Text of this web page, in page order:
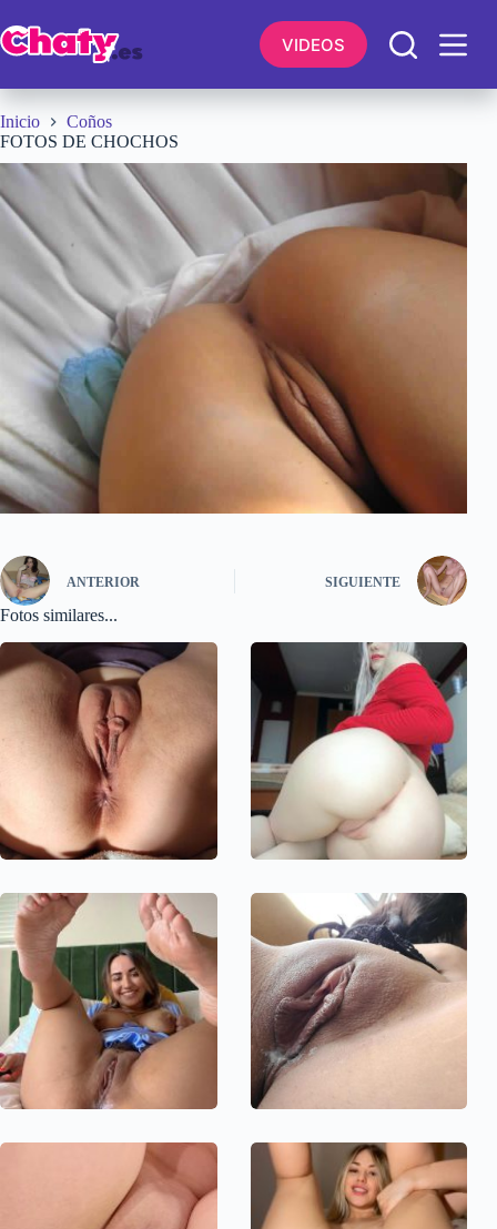
al
contenido
VIDEOS
Inicio
Coños
FOTOS DE CHOCHOS
ANTERIOR SIGUIENTE
Fotos similares...